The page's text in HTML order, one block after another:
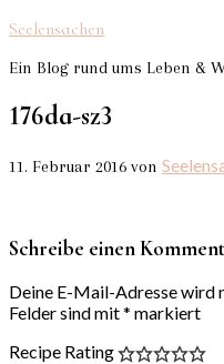
Seelensachen
Ein Blog rund ums Leben &
176da-sz3
11. Februar 2016 von
Schreibe einen
Deine E-Mail-Adresse
Felder sind mit* markiert
Recipe Rating